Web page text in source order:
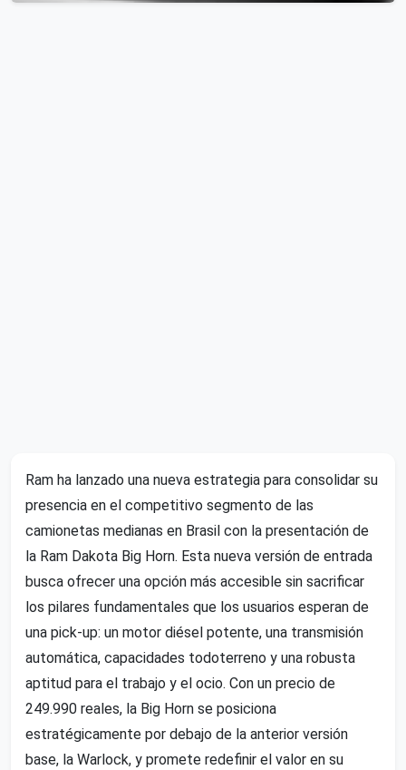
Ram ha lanzado una nueva estrategia para consolidar su
presencia en el competitivo segmento de las
camionetas medianas en Brasil con la presentación de
la Ram Dakota Big Horn. Esta nueva versión de entrada
busca ofrecer una opción más accesible sin sacrificar
los pilares fundamentales que los usuarios esperan de
una pick-up: un motor diésel potente, una transmisión
automática, capacidades todoterreno y una robusta
aptitud para el trabajo y el ocio. Con un precio de
249.990 reales, la Big Horn se posiciona
estratégicamente por debajo de la anterior versión
base, la Warlock, y promete redefinir el valor en su